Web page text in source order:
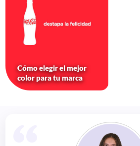
Cómo elegir el mejor
color para tu marca